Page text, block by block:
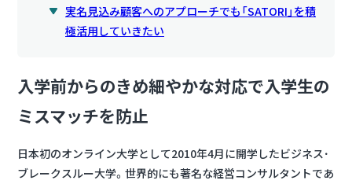
実名見込み顧客へのアプローチでも「SATORI」を積
極活用していきたい
入学前からのきめ細やかな対応で入学生の
ミスマッチを防止
日本初のオンライン大学として2010年4月に開学したビジネス･
ブレークスルー大学。世界的にも著名な経営コンサルタントであ